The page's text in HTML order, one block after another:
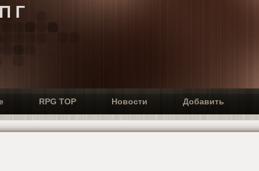
RPG TOP Новости Добавить